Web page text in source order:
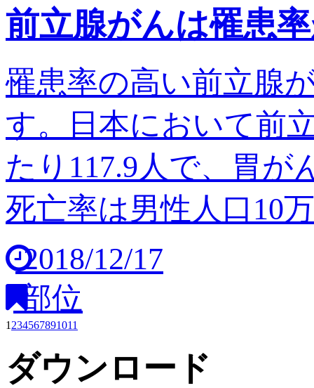
前立腺がんは罹患
罹患率の高い前立腺
す。日本において前
たり117.9人で、胃が
死亡率は男性人口10
2018/12/17
部位
1 234567891011
ダウンロード